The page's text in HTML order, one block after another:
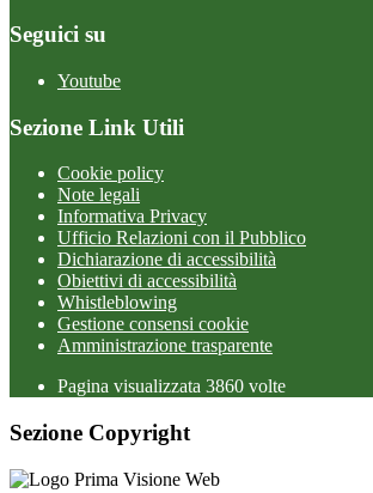
Seguici su
Youtube
Sezione Link Utili
Cookie policy
Note legali
Informativa Privacy
Ufficio Relazioni con il Pubblico
Dichiarazione di accessibilità
Obiettivi di accessibilità
Whistleblowing
Gestione consensi cookie
Amministrazione trasparente
Pagina visualizzata 3860 volte
Sezione Copyright